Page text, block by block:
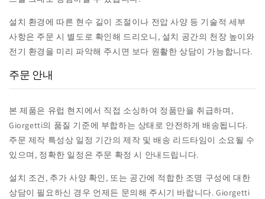
설치 환경에 따른 현수 길이 조절이나 전압 사양 등 기술적 세부
사항은 주문 시 별도로 확인해 드리오니, 설치 공간의 천장 높이와
전기 환경을 미리 파악해 주시면 보다 원활한 상담이 가능합니다.
주문 안내
본 제품은 유럽 현지에서 직접 소싱하여 정품만을 취급하며,
Giorgetti의 품질 기준에 부합하는 상태로 안전하게 배송됩니다.
주문 제작 특성상 일정 기간의 제작 및 배송 리드타임이 소요될 수
있으며, 정확한 일정은 주문 확정 시 안내드립니다.
설치 조건, 추가 사양 확인, 또는 공간에 적합한 조명 구성에 대한
상담이 필요하신 경우 언제든 문의해 주시기 바랍니다. Giorgetti